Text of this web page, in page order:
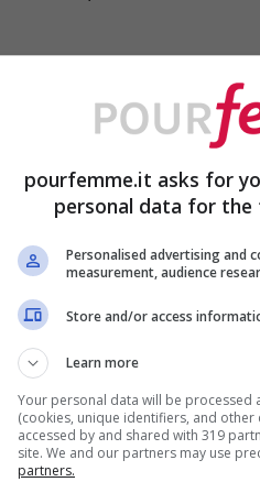
corpo, come il viso, le
ad un
Quali sono i casi in
cosa devi sapere a
puoi richiedere
in molti pensano che la
presso glistudi privati
specialmente
pourfemme.it asks for
personal data for the
Personalised advertising and
measurement, audience
Store and/or access
Learn more
Your personal data will be
(cookies, unique identifiers, and
accessed by and shared with 319
site. We and our partners may use
partners.